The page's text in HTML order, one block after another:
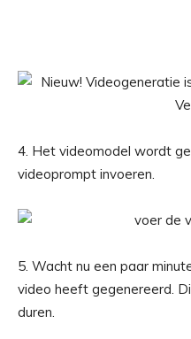
4. Het videomodel wordt
videoprompt invoeren.
5. Wacht nu een paar
video heeft gegenereerd.
duren.